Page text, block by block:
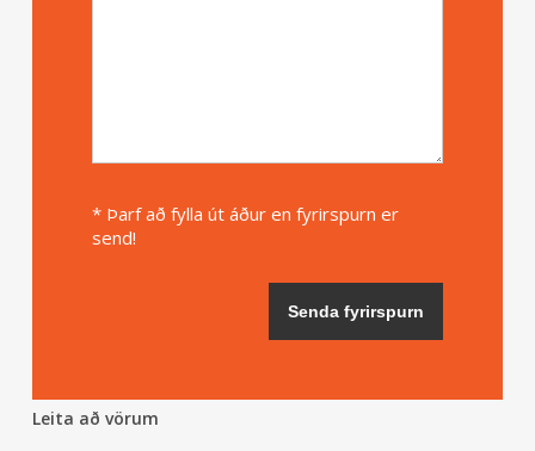
* Þarf að fylla út áður en fyrirspurn er
send!
Leita að vörum